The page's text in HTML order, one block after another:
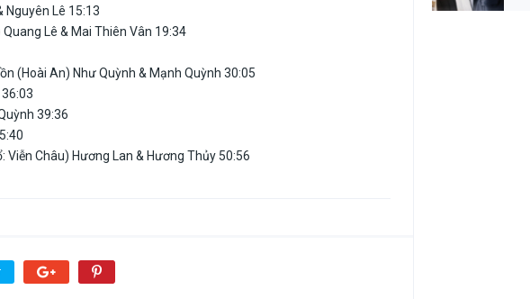
Nguyên Lê 15:13
Lê & Mai Thiên Vân 19:34
(Hoài An) Như Quỳnh & Mạnh Quỳnh 30:05
39:36
Viễn Châu) Hương Lan & Hương Thủy 50:56